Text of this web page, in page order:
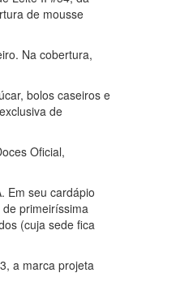
de mousse
Na cobertura,
bolos caseiros e
de
Oficial,
Em seu cardápio
primeiríssima
(cuja sede fica
a marca projeta